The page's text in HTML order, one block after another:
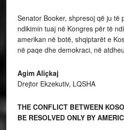
Senator Booker, shpresoj që ju të
ndikimin tuaj në Kongres për të
amerikan në botë, shqiptarët e
në paqe dhe demokraci, në
Agim Aliçkaj
Drejtor Ekzekutiv, LQSHA
THE CONFLICT BETWEEN
BE RESOLVED ONLY BY